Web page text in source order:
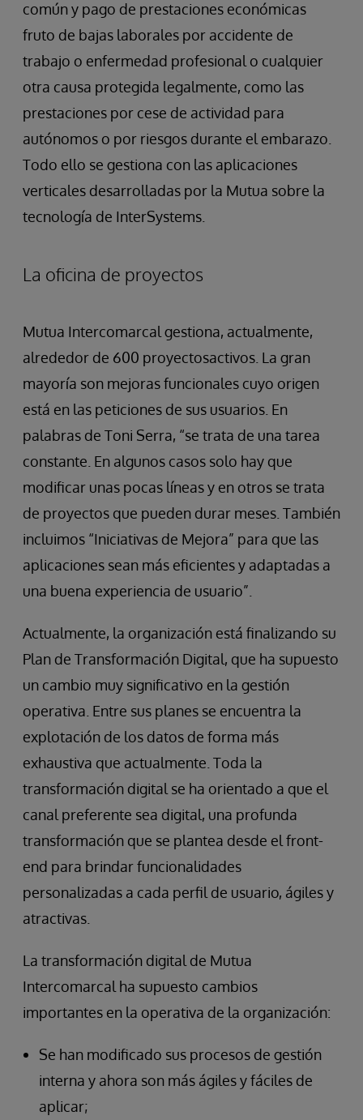
común y pago de prestaciones económicas
fruto de bajas laborales por accidente de
trabajo o enfermedad profesional o cualquier
otra causa protegida legalmente, como las
prestaciones por cese de actividad para
autónomos o por riesgos durante el embarazo.
Todo ello se gestiona con las aplicaciones
verticales desarrolladas por la Mutua sobre la
tecnología de InterSystems.
La oficina de proyectos
Mutua Intercomarcal gestiona, actualmente,
alrededor de 600 proyectosactivos. La gran
mayoría son mejoras funcionales cuyo origen
está en las peticiones de sus usuarios. En
palabras de Toni Serra, “se trata de una tarea
constante. En algunos casos solo hay que
modificar unas pocas líneas y en otros se trata
de proyectos que pueden durar meses. También
incluimos “Iniciativas de Mejora” para que las
aplicaciones sean más eficientes y adaptadas a
una buena experiencia de usuario”.
Actualmente, la organización está finalizando su
Plan de Transformación Digital, que ha supuesto
un cambio muy significativo en la gestión
operativa. Entre sus planes se encuentra la
explotación de los datos de forma más
exhaustiva que actualmente. Toda la
transformación digital se ha orientado a que el
canal preferente sea digital, una profunda
transformación que se plantea desde el front-
end para brindar funcionalidades
personalizadas a cada perfil de usuario, ágiles y
atractivas.
La transformación digital de Mutua
Intercomarcal ha supuesto cambios
importantes en la operativa de la organización:
Se han modificado sus procesos de gestión
interna y ahora son más ágiles y fáciles de
aplicar;